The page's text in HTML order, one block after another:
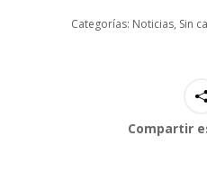
Categorías: Noticias, Sin
Compartir